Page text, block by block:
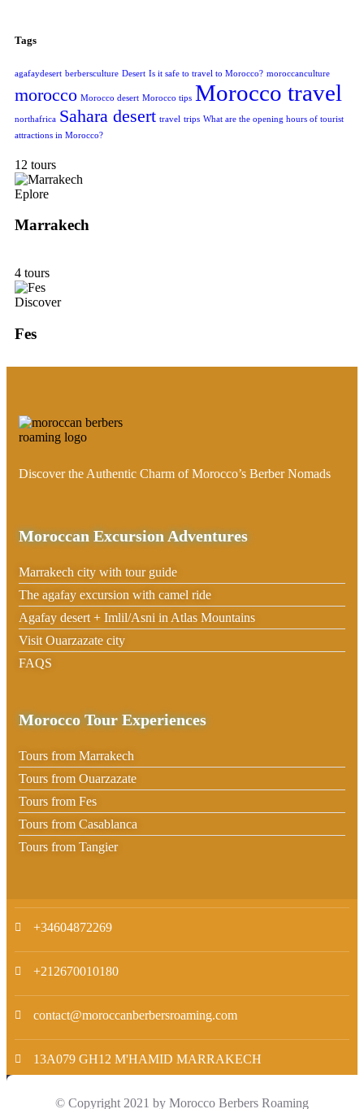
Tags
agafaydesert berbersculture Desert Is it safe to travel to Morocco? moroccanculture
morocco Morocco desert Morocco tips Morocco travel
northafrica Sahara desert travel trips What are the opening hours of tourist
attractions in Morocco?
12 tours
Eplore
Marrakech
4 tours
Discover
Fes
Discover the Authentic Charm of Morocco’s Berber Nomads
Moroccan Excursion Adventures
Marrakech city with tour guide
The agafay excursion with camel ride
Agafay desert + Imlil/Asni in Atlas Mountains
Visit Ouarzazate city
FAQS
Morocco Tour Experiences
Tours from Marrakech
Tours from Ouarzazate
Tours from Fes
Tours from Casablanca
Tours from Tangier
+34604872269
+212670010180
contact@moroccanberbersroaming.com
13A079 GH12 M'HAMID MARRAKECH
© Copyright 2021 by Morocco Berbers Roaming